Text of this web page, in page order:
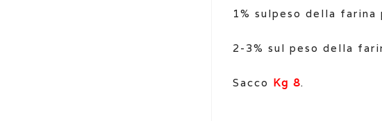
1% sulpeso della
2-3% sul peso della
Sacco Kg 8.